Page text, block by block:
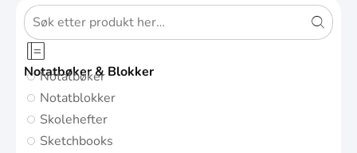
Notatbøker & Blokker
Notatbøker
Notatblokker
Skolehefter
Sketchbooks